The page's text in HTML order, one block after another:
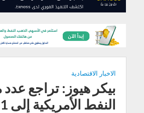
الاخبار الاقتصادية
بيكر هيوز: تراجع
النفط الأمريكية إلى 621